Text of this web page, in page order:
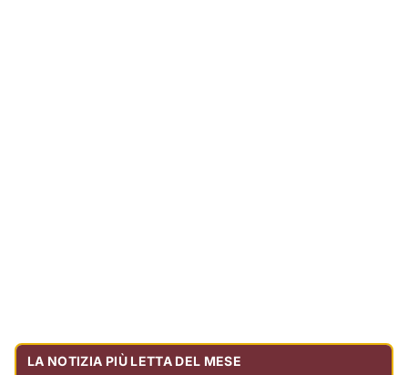
LA NOTIZIA PIÙ LETTA DEL MESE